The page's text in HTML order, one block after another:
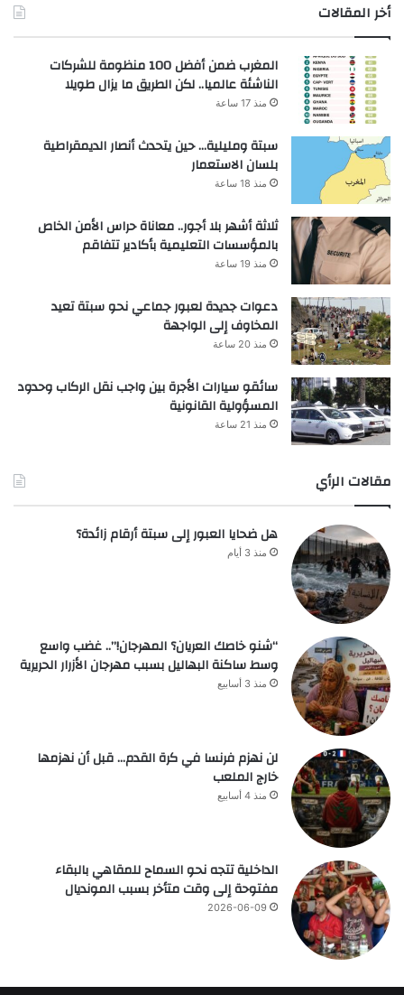
أخر المقالات
المغرب ضمن أفضل 100 منظومة للشركات
الناشئة عالميا.. لكن الطريق ما يزال طويلا
منذ 17 ساعة
سبتة ومليلية… حين يتحدث أنصار الديمقراطية
بلسان الاستعمار
منذ 18 ساعة
ثلاثة أشهر بلا أجور.. معاناة حراس الأمن الخاص
بالمؤسسات التعليمية بأكادير تتفاقم
منذ 19 ساعة
دعوات جديدة لعبور جماعي نحو سبتة تعيد
المخاوف إلى الواجهة
منذ 20 ساعة
سائقو سيارات الأجرة بين واجب نقل الركاب وحدود
المسؤولية القانونية
منذ 21 ساعة
مقالات الرأي
هل ضحايا العبور إلى سبتة أرقام زائدة؟
منذ 3 أيام
“شنو خاصك العريان؟ المهرجان!”.. غضب واسع
وسط ساكنة البهاليل بسبب مهرجان الأزرار الحريرية
منذ 3 أسابيع
لن نهزم فرنسا في كرة القدم… قبل أن نهزمها
خارج الملعب
منذ 4 أسابيع
الداخلية تتجه نحو السماح للمقاهي بالبقاء
مفتوحة إلى وقت متأخر بسبب المونديال
2026-06-09